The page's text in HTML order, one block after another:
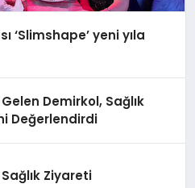
‘Slimshape’ yeni yıla
Gelen Demirkol, Sağlık
Değerlendirdi
Sağlık Ziyareti